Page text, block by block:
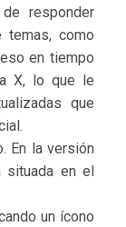
responder
temas, como
en tiempo
X, lo que le
que
En la versión
en el
un ícono